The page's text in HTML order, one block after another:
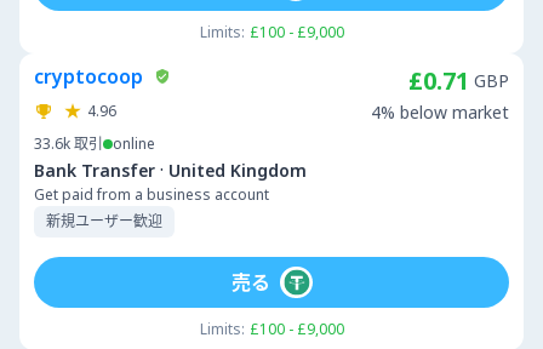
Limits: £100 - £9,000
cryptocoop
4.96
33.6k取引 online
Bank Transfer · United Kingdom
Get paid from a business account
新規ユーザー歓迎
£0.71 GBP
4% below market
Limits: £100 - £9,000
売る